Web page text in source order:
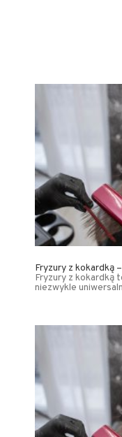
Fryzury z kokardką
Fryzury z kokardką
niezwykle